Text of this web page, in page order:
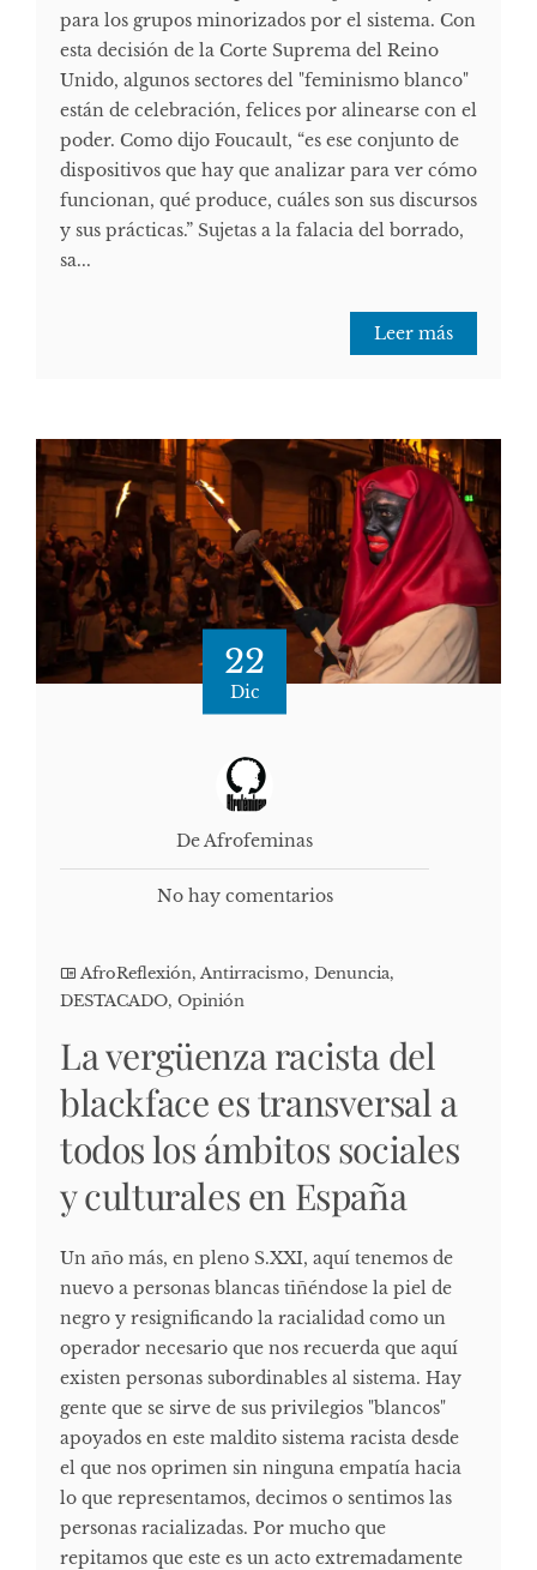
para los grupos minorizados por el sistema. Con
esta decisión de la Corte Suprema del Reino
Unido, algunos sectores del "feminismo blanco"
están de celebración, felices por alinearse con el
poder. Como dijo Foucault, “es ese conjunto de
dispositivos que hay que analizar para ver cómo
funcionan, qué produce, cuáles son sus discursos
y sus prácticas.” Sujetas a la falacia del borrado,
sa...
Leer más
22
Dic
De Afrofeminas
No hay comentarios
AfroReflexión, Antirracismo, Denuncia,
DESTACADO, Opinión
La vergüenza racista del
blackface es transversal a
todos los ámbitos sociales
y culturales en España
Un año más, en pleno S.XXI, aquí tenemos de
nuevo a personas blancas tiñéndose la piel de
negro y resignificando la racialidad como un
operador necesario que nos recuerda que aquí
existen personas subordinables al sistema. Hay
gente que se sirve de sus privilegios "blancos"
apoyados en este maldito sistema racista desde
el que nos oprimen sin ninguna empatía hacia
lo que representamos, decimos o sentimos las
personas racializadas. Por mucho que
repitamos que este es un acto extremadamente